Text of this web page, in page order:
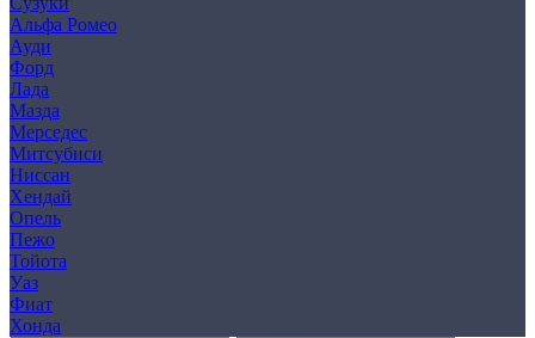
Альфа Ромео
Ауди
Форд
Лада
Мазда
Мерседес
Митсубиси
Ниссан
Хендай
Опель
Пежо
Тойота
Уаз
Фиат
Хонда